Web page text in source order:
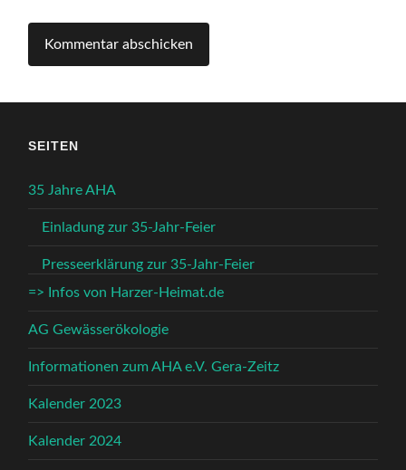
SEITEN
35 Jahre AHA
Einladung zur 35-Jahr-Feier
Presseerklärung zur 35-Jahr-Feier
=> Infos von Harzer-Heimat.de
AG Gewässerökologie
Informationen zum AHA e.V. Gera-Zeitz
Kalender 2023
Kalender 2024